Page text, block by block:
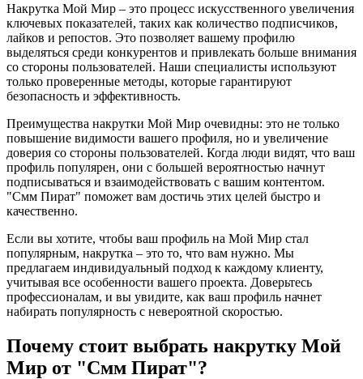
Накрутка Мой Мир – это процесс искусственного увеличения
ключевых показателей, таких как количество подписчиков,
лайков и репостов. Это позволяет вашему профилю
выделяться среди конкурентов и привлекать больше внимания
со стороны пользователей. Наши специалисты используют
только проверенные методы, которые гарантируют
безопасность и эффективность.
Преимущества накрутки Мой Мир очевидны: это не только
повышение видимости вашего профиля, но и увеличение
доверия со стороны пользователей. Когда люди видят, что ваш
профиль популярен, они с большей вероятностью начнут
подписываться и взаимодействовать с вашим контентом.
"Смм Пират" поможет вам достичь этих целей быстро и
качественно.
Если вы хотите, чтобы ваш профиль на Мой Мир стал
популярным, накрутка – это то, что вам нужно. Мы
предлагаем индивидуальный подход к каждому клиенту,
учитывая все особенности вашего проекта. Доверьтесь
профессионалам, и вы увидите, как ваш профиль начнет
набирать популярность с невероятной скоростью.
Почему стоит выбрать накрутку Мой
Мир от "Смм Пират"?